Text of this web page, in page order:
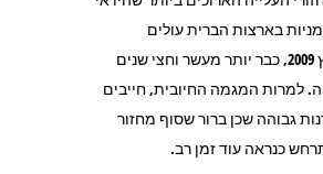
בארצות הברית עולים
מתחילת מרץ 2009, כבר יותר מעשר וחצי שנים
למרות המגמה החיובית, חייבים
גבוהה שכן ברור שסוף מחזור
כנראה עוד זמן רב.